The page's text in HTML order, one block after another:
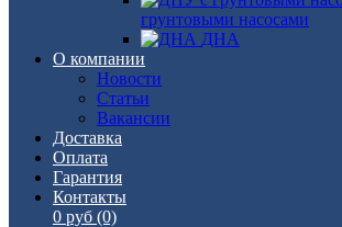
грунтовыми насосами
ДНА
О компании
Новости
Статьи
Вакансии
Доставка
Оплата
Гарантия
Контакты
0 руб (0)